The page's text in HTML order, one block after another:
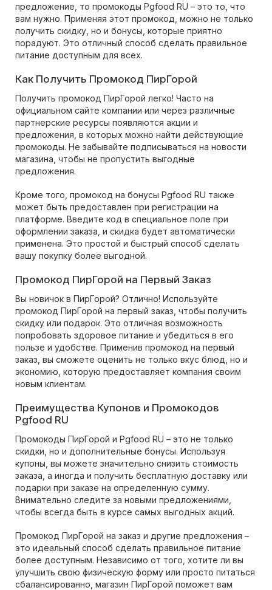
предложение, то промокоды Pgfood RU – это то, что
вам нужно. Применяя этот промокод, можно не только
получить скидку, но и бонусы, которые приятно
порадуют. Это отличный способ сделать правильное
питание доступным для всех.
Как Получить Промокод ПирГорой
Получить промокод ПирГорой легко! Часто на
официальном сайте компании или через различные
партнерские ресурсы появляются акции и
предложения, в которых можно найти действующие
промокоды. Не забывайте подписываться на новости
магазина, чтобы не пропустить выгодные
предложения.
Кроме того, промокод на бонусы Pgfood RU также
может быть предоставлен при регистрации на
платформе. Введите код в специальное поле при
оформлении заказа, и скидка будет автоматически
применена. Это простой и быстрый способ сделать
вашу покупку более выгодной.
Промокод ПирГорой на Первый Заказ
Вы новичок в ПирГорой? Отлично! Используйте
промокод ПирГорой на первый заказ, чтобы получить
скидку или подарок. Это отличная возможность
попробовать здоровое питание и убедиться в его
пользе и удобстве. Применив промокод на первый
заказ, вы сможете оценить не только вкус блюд, но и
экономию, которую предоставляет компания своим
новым клиентам.
Преимущества Купонов и Промокодов
Pgfood RU
Промокоды ПирГорой и Pgfood RU – это не только
скидки, но и дополнительные бонусы. Используя
купоны, вы можете значительно снизить стоимость
заказа, а иногда и получить бесплатную доставку или
подарки при заказе на определенную сумму.
Внимательно следите за новыми предложениями,
чтобы всегда быть в курсе самых выгодных акций.
Промокод ПирГорой на заказ и другие предложения –
это идеальный способ сделать правильное питание
более доступным. Независимо от того, хотите ли вы
улучшить свою физическую форму или просто питаться
сбалансированно, магазин ПирГорой поможет вам